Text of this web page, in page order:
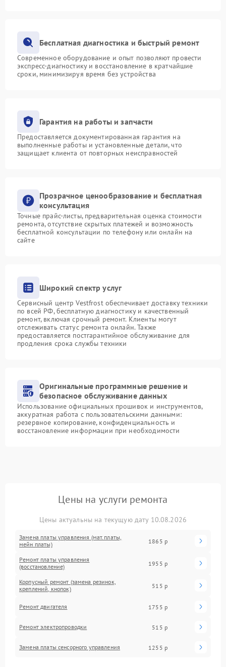
Бесплатная диагностика и быстрый ремонт
Современное оборудование и опыт позволяют провести
экспресс-диагностику и восстановление в кратчайшие
сроки, минимизируя время без устройства
Гарантия на работы и запчасти
Предоставляется документированная гарантия на
выполненные работы и установленные детали, что
защищает клиента от повторных неисправностей
Прозрачное ценообразование и бесплатная
консультация
Точные прайс-листы, предварительная оценка стоимости
ремонта, отсутствие скрытых платежей и возможность
бесплатной консультации по телефону или онлайн на
сайте
Широкий спектр услуг
Сервисный центр Vestfrost обеспечивает доставку техники
по всей РФ, бесплатную диагностику и качественный
ремонт, включая срочный ремонт. Клиенты могут
отслеживать статус ремонта онлайн. Также
предоставляется постгарантийное обслуживание для
продления срока службы техники
Оригинальные программные решение и
безопасное обслуживание данных
Использование официальных прошивок и инструментов,
аккуратная работа с пользовательскими данными:
резервное копирование, конфиденциальность и
восстановление информации при необходимости
Цены на услуги ремонта
Цены актуальны на текущую дату 10.08.2026
Замена платы управления (мат.платы,
мейн платы)
1865 р
Ремонт платы управления
(восстановление)
1955 р
Корпусный ремонт (замена резинок,
креплений, кнопок)
515 р
Ремонт двигателя 1755 р
Ремонт электропроводки 515 р
Замена платы сенсорного управления 1255 р